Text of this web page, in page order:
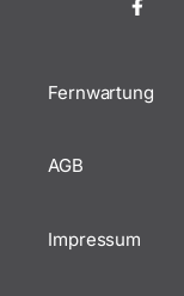
Fernwartung
AGB
Impressum